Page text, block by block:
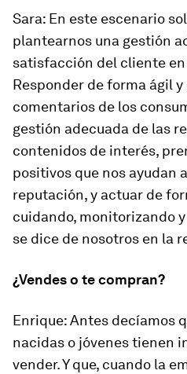
Sara: En este escenario
plantearnos una gestión
satisfacción del cliente
Responder de forma ágil
comentarios de los
gestión adecuada de las
contenidos de interés,
positivos que nos ayudan
reputación, y actuar de
cuidando, monitorizando
se dice de nosotros en la
¿Vendes o te compran?
Enrique:Antes decíamos
nacidas o jóvenes tienen
vender. Y que, cuando la